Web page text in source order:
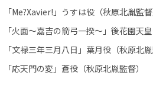
「Me?Xavier!」うすは役（秋原北胤監督
「火面〜嘉吉の箭弓一揆〜」後花園天
「文禄三年三月八日」葉月役（秋原北胤
「応天門の変」蒼役（秋原北胤監督）